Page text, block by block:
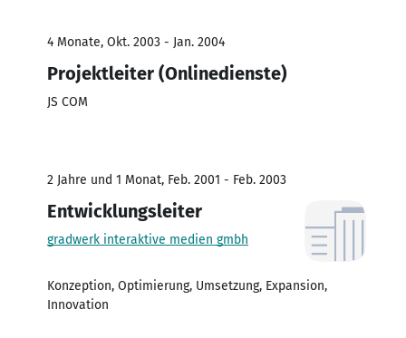
4 Monate, Okt. 2003 - Jan. 2004
Projektleiter (Onlinedienste)
JS COM
2 Jahre und 1 Monat, Feb. 2001 - Feb. 2003
Entwicklungsleiter
gradwerk interaktive medien gmbh
Konzeption, Optimierung, Umsetzung, Expansion,
Innovation